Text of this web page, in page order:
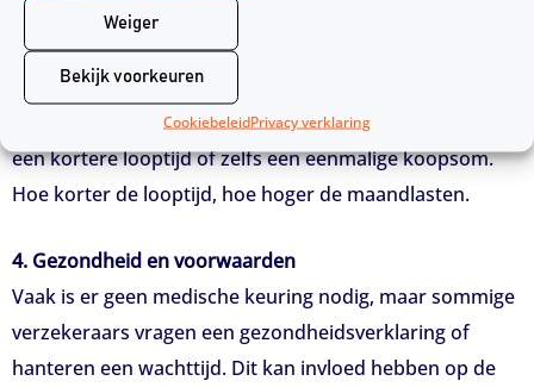
Weiger
Bekijk voorkeuren
CookiebeleidPrivacy verklaring
3. Looptijd van de polis
Je kunt kiezen voor een levenslange polis met
premiebetaling tot een bepaalde leeftijd (bijv. 85 jaar),
een kortere looptijd of zelfs een eenmalige koopsom.
Hoe korter de looptijd, hoe hoger de maandlasten.
4. Gezondheid en voorwaarden
Vaak is er geen medische keuring nodig, maar sommige
verzekeraars vragen een gezondheidsverklaring of
hanteren een wachttijd. Dit kan invloed hebben op de